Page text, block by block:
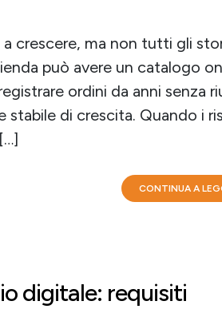
crescere, ma non tutti gli
può avere un catalogo
ordini da anni senza
stabile di crescita. Quando i
CONTINUA A
digitale: requisiti